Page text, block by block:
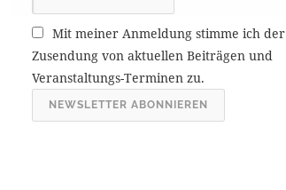
r
c
h
i
Mit meiner Anmeldung stimme ich der
Zusendung von aktuellen Beiträgen und
Veranstaltungs-Terminen zu.